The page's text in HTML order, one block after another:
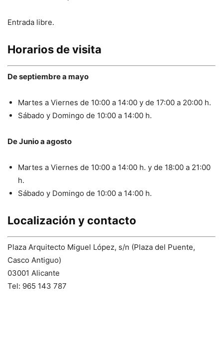
Entrada libre.
Horarios de visita
De septiembre a mayo
Martes a Viernes de 10:00 a 14:00 y de 17:00 a 20:00 h.
Sábado y Domingo de 10:00 a 14:00 h.
De Junio a agosto
Martes a Viernes de 10:00 a 14:00 h. y de 18:00 a 21:00
h.
Sábado y Domingo de 10:00 a 14:00 h.
Localización y contacto
Plaza Arquitecto Miguel López, s/n (Plaza del Puente,
Casco Antiguo)
03001 Alicante
Tel: 965 143 787